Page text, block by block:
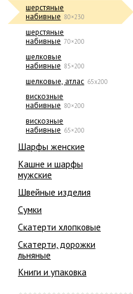
шерстяные
набивные 80×230
шерстяные
набивные 70×200
шелковые
набивные 85×200
шелковые, атлас 65х200
вискозные
набивные 80×200
вискозные
набивные 65×200
Шарфы женские
Кашне и шарфы
мужские
Швейные изделия
Сумки
Скатерти хлопковые
Скатерти, дорожки
льняные
Книги и упаковка